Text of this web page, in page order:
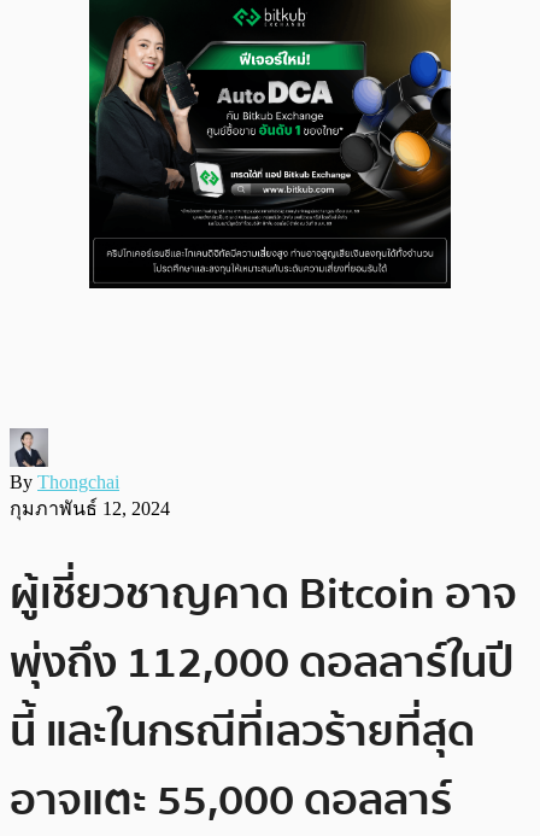
By Thongchai
กุมภาพันธ์ 12, 2024
ผู้เชี่ยวชาญคาด Bitcoin อาจ
พุ่งถึง 112,000 ดอลลาร์ในปี
นี้ และในกรณีที่เลวร้ายที่สุด
อาจแตะ 55,000 ดอลลาร์